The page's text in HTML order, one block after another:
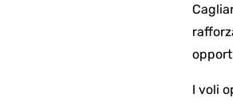
I voli